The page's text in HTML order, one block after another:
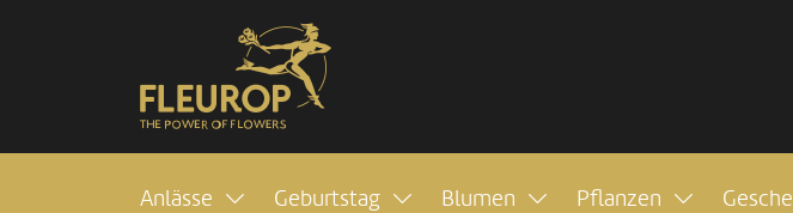
Anlässe Geburtstag Blumen Pflanzen